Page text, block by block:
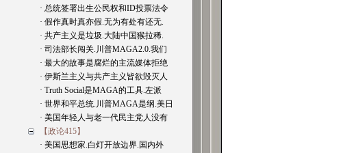
· 总统签署出生公民权和ID投票法令
· 假作真时真亦假.无为有处有还无.
· 共产主义是垃圾.大陆中国猴拉稀.
· 司法部长闯关.川普MAGA2.0.我们
· 最大的故事是腐烂的主流媒体拒绝
· 伊斯兰主义与共产主义皆欲毁灭人
· Truth Social是MAGA的工具.左派
· 世界和平总统.川普MAGA是纲.美日
· 美国年轻人与老一代民主党人没有
【政论415】
· 美国思想家.白灯开放边界.国内外